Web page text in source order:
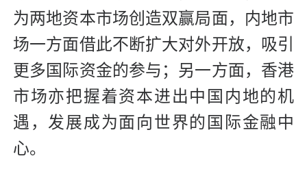
为两地资本市场创造双赢局面，内地市
场一方面借此不断扩大对外开放，吸引
更多国际资金的参与；另一方面，香港
市场亦把握着资本进出中国内地的机
遇，发展成为面向世界的国际金融中
心。